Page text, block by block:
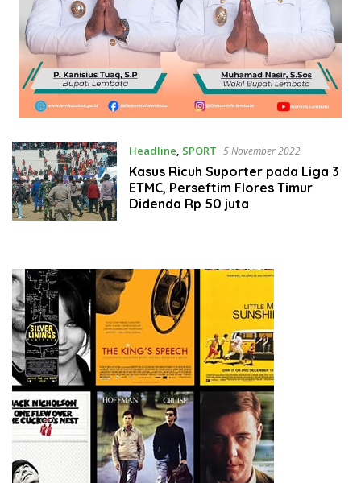
Headline, SPORT 5 November 2022
Kasus Ricuh Suporter pada Liga 3
ETMC, Perseftim Flores Timur
Didenda Rp 50 juta